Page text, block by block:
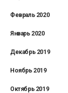
Февраль 2020
Январь 2020
Декабрь 2019
Ноябрь 2019
Октябрь 2019